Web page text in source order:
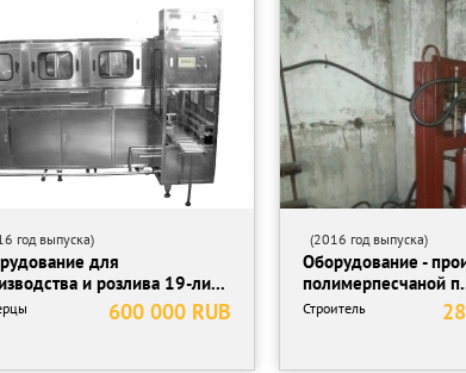
год выпуска)
для
и розлива 19-ли...
600 000 RUB
(2016 год выпуска)
Оборудование -
полимерпесчаной
Строитель